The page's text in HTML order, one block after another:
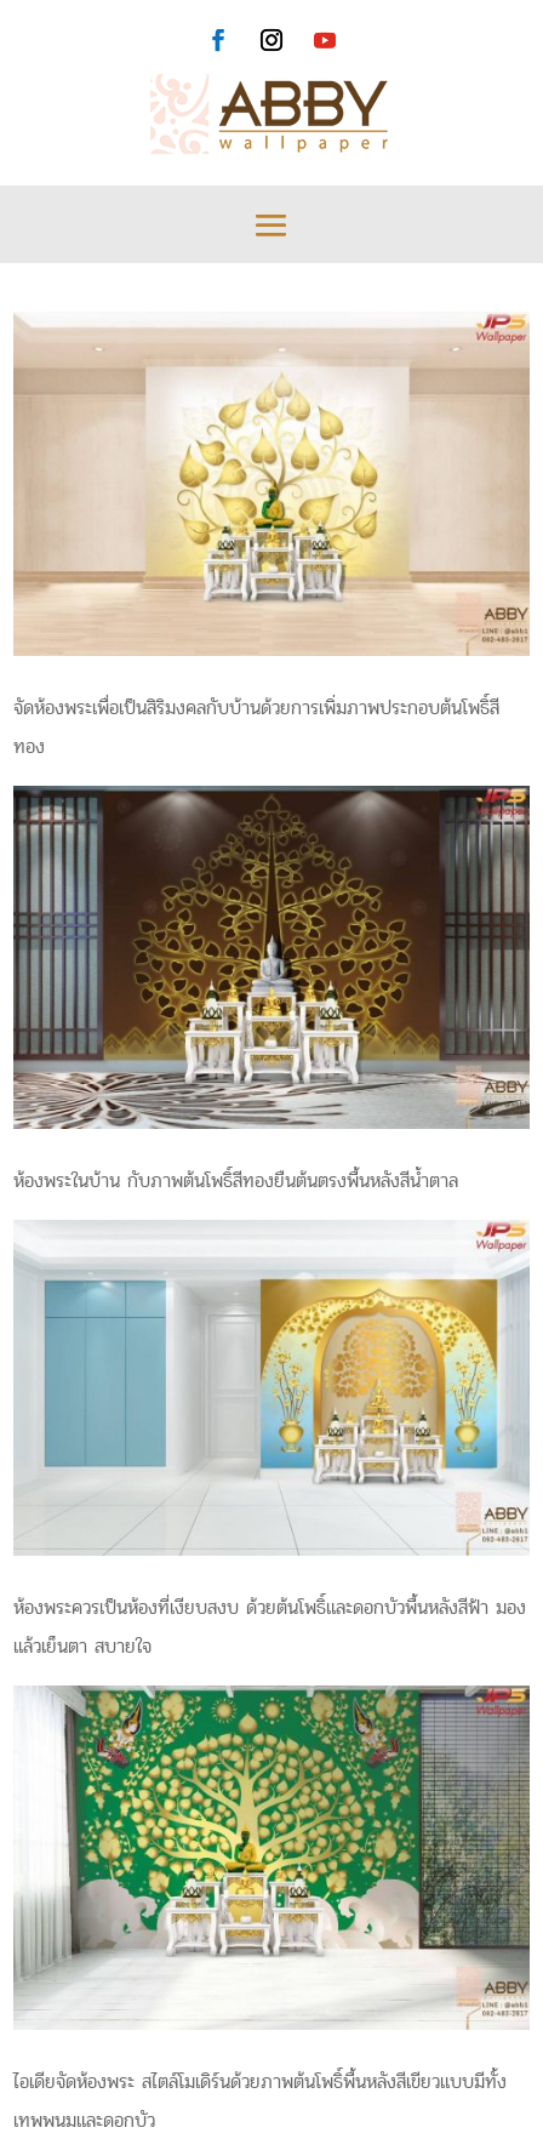
จัดห้องพระเพื่อเป็นสิริมงคลกับบ้านด้วยการเพิ่มภาพประกอบต้นโพธิ์สี
ทอง
ห้องพระในบ้าน กับภาพต้นโพธิ์สีทองยืนต้นตรงพื้นหลังสีน้ำตาล
ห้องพระควรเป็นห้องที่เงียบสงบ ด้วยต้นโพธิ์และดอกบัวพื้นหลังสีฟ้า มอง
แล้วเย็นตา สบายใจ
ไอเดียจัดห้องพระ สไตล์โมเดิร์นด้วยภาพต้นโพธิ์พื้นหลังสีเขียวแบบมีทั้ง
เทพพนมและดอกบัว